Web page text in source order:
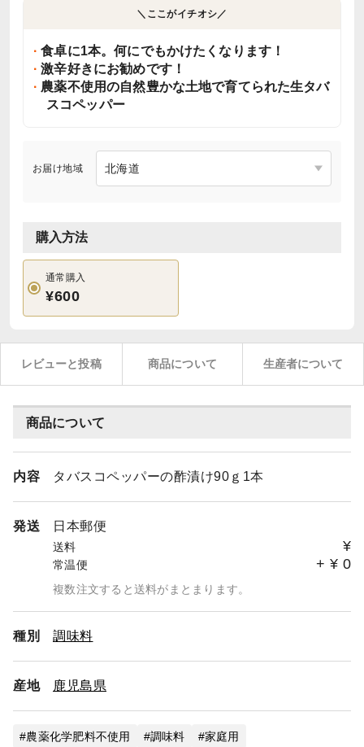
＼ここがイチオシ／
食卓に1本。何にでもかけたくなります！
激辛好きにお勧めです！
農薬不使用の自然豊かな土地で育てられた生タバ
スコペッパー
お届け地域
購入方法
通常購入
¥600
レビューと投稿 商品について 生産者について
商品について
内容 タバスコペッパーの酢漬け90ｇ1本
発送 日本郵便
送料 ¥
常温便 + ¥ 0
複数注文すると送料がまとまります。
種別 調味料
産地 鹿児島県
農薬化学肥料不使用 調味料
家庭用